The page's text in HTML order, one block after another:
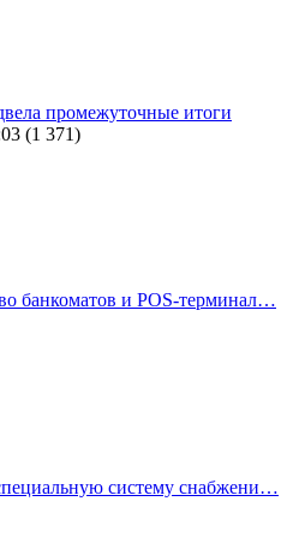
промежуточные итоги
(1 371)
банкоматов и POS-терминал…
систему снабжени…